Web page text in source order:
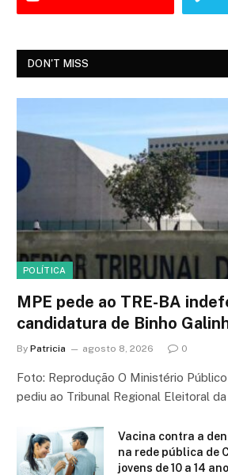
DON'T MISS
POLÍTICA
MPE pede ao TRE-BA
candidatura de Binho
By Patricia agosto 8, 2026 0
Foto: Reprodução O Ministério
pediu ao Tribunal Regional Eleitoral
Vacina contra a
na rede pública de
jovens de 10 a 14